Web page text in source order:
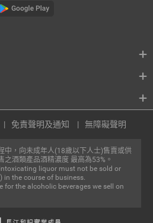
中，向未成年人(18歲以下人士)售賣或供
酒類產品酒精濃度 最高為53%。
liquor must not be sold or
in the course of business.
for the alcoholic beverages we sell on
免責聲明及通知 無障礙聲明